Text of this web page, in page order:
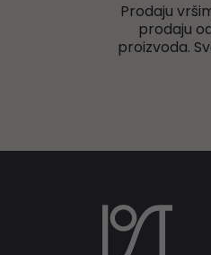
Prodaju
prodaju
proizvoda.